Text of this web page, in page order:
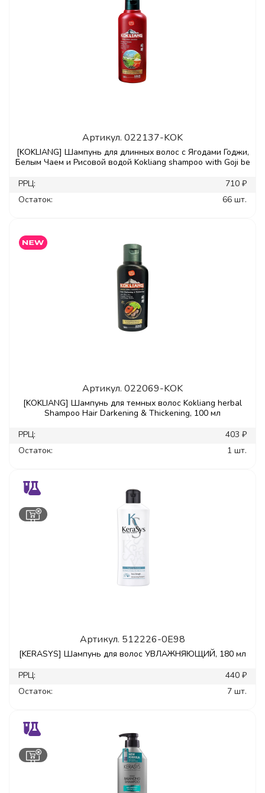
Артикул. 022137-KOK
[KOKLIANG] Шампунь для длинных волос с Ягодами Годжи,
Белым Чаем и Рисовой водой Kokliang shampoo with Goji be
РРЦ:
710 ₽
Остаток:
66 шт.
Артикул. 022069-KOK
[KOKLIANG] Шампунь для темных волос Kokliang herbal
Shampoo Hair Darkening & Thickening, 100 мл
РРЦ:
403 ₽
Остаток:
1 шт.
Артикул. 512226-0E98
[KERASYS] Шампунь для волос УВЛАЖНЯЮЩИЙ, 180 мл
РРЦ:
440 ₽
Остаток:
7 шт.